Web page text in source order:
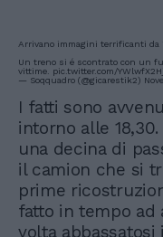
Arrivano immagini terrificanti da
Un treno si é scontrato con un
vittime. pic.twitter.com/
— Soqquadro (@gicarestik2)
I fatti sono
intorno alle
una decina di
il camion che si
prime
fatto in tempo ad
volta abbassatosi